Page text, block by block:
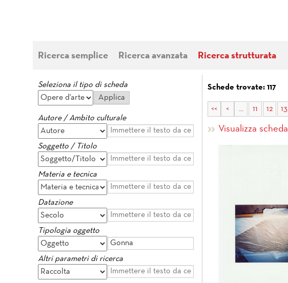
Ricerca semplice Ricerca avanzata Ricerca strutturata
Seleziona il tipo di scheda
Autore / Ambito culturale
Soggetto / Titolo
Materia e tecnica
Datazione
Tipologia oggetto
Altri parametri di ricerca
Schede trovate: 117
<< < ... 11 12 13
Visualizza scheda